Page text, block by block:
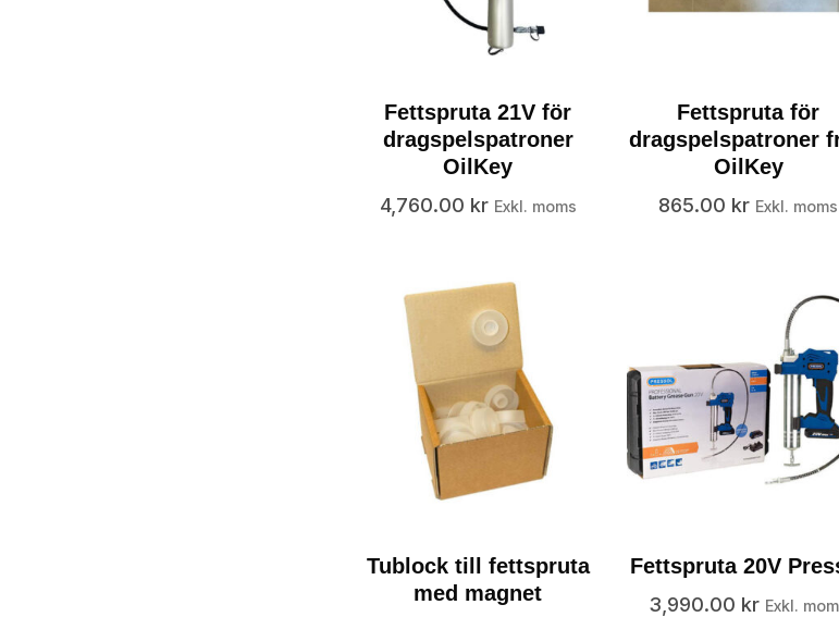
Fettspruta 21V för
dragspelspatroner
OilKey
4,760.00 kr Exkl. moms
Fettspruta för
dragspelspatroner
OilKey
865.00 kr Exkl. moms
Tublock till fettspruta
med magnet
Fettspruta 20V
3,990.00 kr Exkl.